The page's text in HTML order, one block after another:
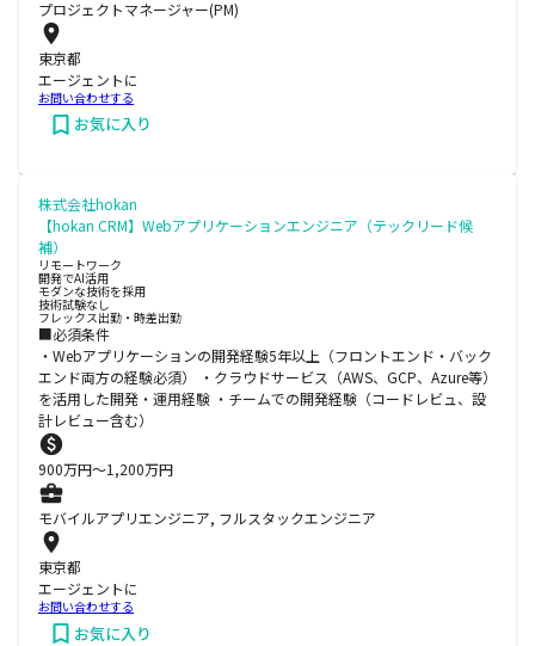
プロジェクトマネージャー(PM)
東京都
エージェントに
お問い合わせする
お気に入り
株式会社hokan
【hokan CRM】Webアプリケーションエンジニア（テックリード候
補）
リモートワーク
開発でAI活用
モダンな技術を採用
技術試験なし
フレックス出勤・時差出勤
■必須条件
・Webアプリケーションの開発経験5年以上（フロントエンド・バック
エンド両方の経験必須） ・クラウドサービス（AWS、GCP、Azure等）
を活用した開発・運用経験 ・チームでの開発経験（コードレビュ、設
計レビュー含む）
900万円〜1,200万円
モバイルアプリエンジニア, フルスタックエンジニア
東京都
エージェントに
お問い合わせする
お気に入り